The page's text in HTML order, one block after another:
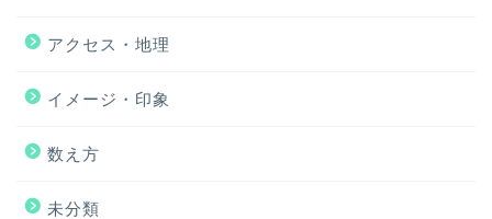
アクセス・地理
イメージ・印象
数え方
未分類